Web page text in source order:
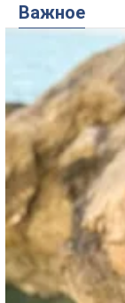
Важное